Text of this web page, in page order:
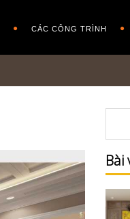
CÁC CÔNG TRÌNH
Bài